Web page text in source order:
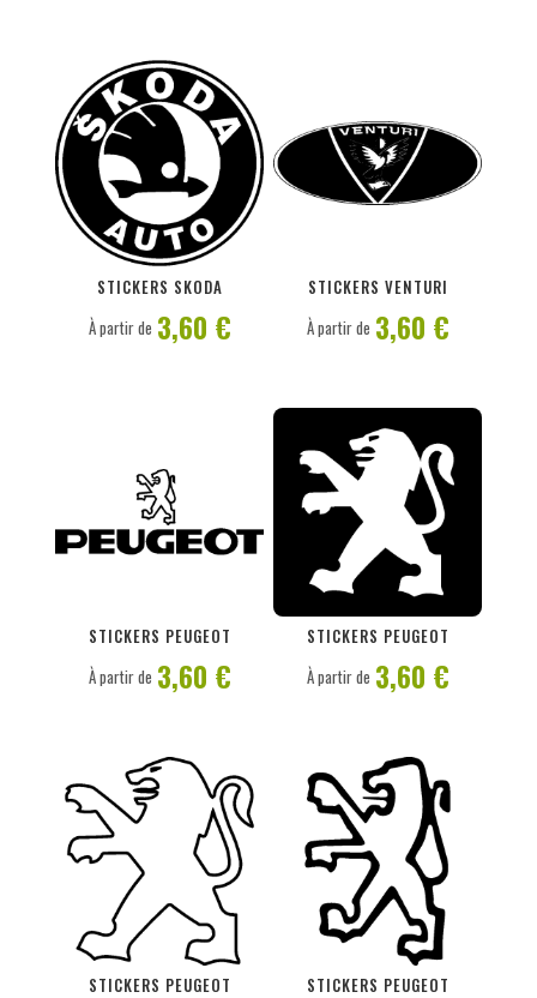
STICKERS SKODA
PERSONNALISER
À partir de 3,60 €
STICKERS VENTURI
À partir de 3,60 €
STICKERS PEUGEOT
À partir de 3,60 €
STICKERS PEUGEOT
PERSONNALISER
À partir de 3,60 €
STICKERS PEUGEOT
PERSONNALISER
STICKERS PEUGEOT
PERSONNALISER